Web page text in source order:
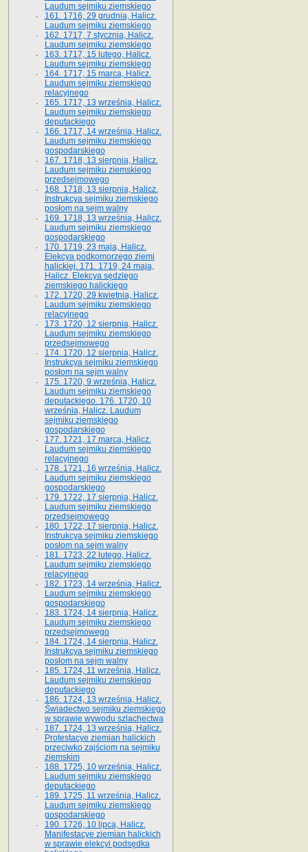
Laudum sejmiku ziemskiego
161. 1716, 29 grudnia, Halicz.
Laudum sejmiku ziemskiego
162. 1717, 7 stycznia, Halicz.
Laudum sejmiku ziemskiego
163. 1717, 15 lutego, Halicz.
Laudum sejmiku ziemskiego
164. 1717, 15 marca, Halicz.
Laudum sejmiku ziemskiego
relacyjnego
165. 1717, 13 września, Halicz.
Laudum sejmiku ziemskiego
deputackiego
166. 1717, 14 września, Halicz.
Laudum sejmiku ziemskiego
gospodarskiego
167. 1718, 13 sierpnia, Halicz.
Laudum sejmiku ziemskiego
przedsejmowego
168. 1718, 13 sierpnia, Halicz.
Instrukcya sejmiku ziemskiego
posłom na sejm walny
169. 1718, 13 września, Halicz.
Laudum sejmiku ziemskiego
gospodarskiego
170. 1719, 23 maja, Halicz.
Elekcya podkomorzego ziemi
halickiej. 171. 1719, 24 maja,
Halicz. Elekcya sędziego
ziemskiego halickiego
172. 1720, 29 kwietnia, Halicz.
Laudum sejmiku ziemskiego
relacyjnego
173. 1720, 12 sierpnia, Halicz.
Laudum sejmiku ziemskiego
przedsejmowego
174. 1720, 12 sierpnia, Halicz.
Instrukcya sejmiku ziemskiego
posłom na sejm walny
175. 1720, 9 września, Halicz.
Laudum sejmiku ziemskiego
deputackiego. 176. 1720, 10
września, Halicz. Laudum
sejmiku ziemskiego
gospodarskiego
177. 1721, 17 marca, Halicz.
Laudum sejmiku ziemskiego
relacyjnego
178. 1721, 16 września, Halicz.
Laudum sejmiku ziemskiego
gospodarskiego
179. 1722, 17 sierpnia, Halicz.
Laudum sejmiku ziemskiego
przedsejmowego
180. 1722, 17 sierpnia, Halicz.
Instrukcya sejmiku ziemskiego
posłom na sejm walny
181. 1723, 22 lutego, Halicz.
Laudum sejmiku ziemskiego
relacyjnego
182. 1723, 14 września, Halicz.
Laudum sejmiku ziemskiego
gospodarskiego
183. 1724, 14 sierpnia, Halicz.
Laudum sejmiku ziemskiego
przedsejmowego
184. 1724, 14 sierpnia, Halicz.
Instrukcya sejmiku ziemskiego
posłom na sejm walny
185. 1724, 11 września, Halicz.
Laudum sejmiku ziemskiego
deputackiego
186. 1724, 13 września, Halicz.
Świadectwo sejmiku ziemskiego
w sprawie wywodu szlachectwa
187. 1724, 13 września, Halicz.
Protestacye ziemian halickich
przeciwko zajściom na sejmiku
ziemskim
188. 1725, 10 września, Halicz.
Laudum sejmiku ziemskiego
deputackiego
189. 1725, 11 września, Halicz.
Laudum sejmiku ziemskiego
gospodarskiego
190. 1726, 10 lipca, Halicz.
Manifestacye ziemian halickich
w sprawie elekcyi podsędka